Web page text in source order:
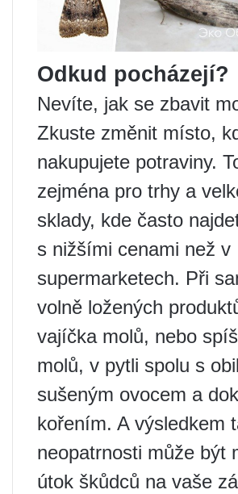
Odkud pocházejí?
Nevíte, jak se zbavit
Zkuste změnit místo,
nakupujete potraviny.
zejména pro trhy a
sklady, kde často
s nižšími cenami než v
supermarketech. Při
volně ložených
vajíčka molů, nebo
molů, v pytli spolu s
sušeným ovocem a
kořením. A výsledkem
neopatrnosti může být
útok škůdců na vaše